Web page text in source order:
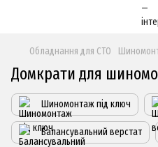
Обладнання для СТО
Домкрати для
Шиномонтаж під ключ
Балансувальний верстат